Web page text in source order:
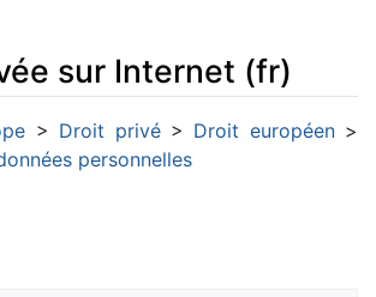
sur Internet (fr)
, rechercher
> Droit privé> Droit européen>
personnelles